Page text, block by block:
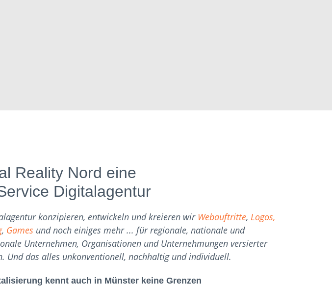
Reality Nord eine
Digitalagentur
konzipieren, entwickeln und kreieren wir Webauftritte, Logos,
, Games und noch einiges mehr ... für regionale, nationale und
Unternehmen, Organisationen und Unternehmungen versierter
Und das alles unkonventionell, nachhaltig und individuell.
kennt auch in Münster keine Grenzen